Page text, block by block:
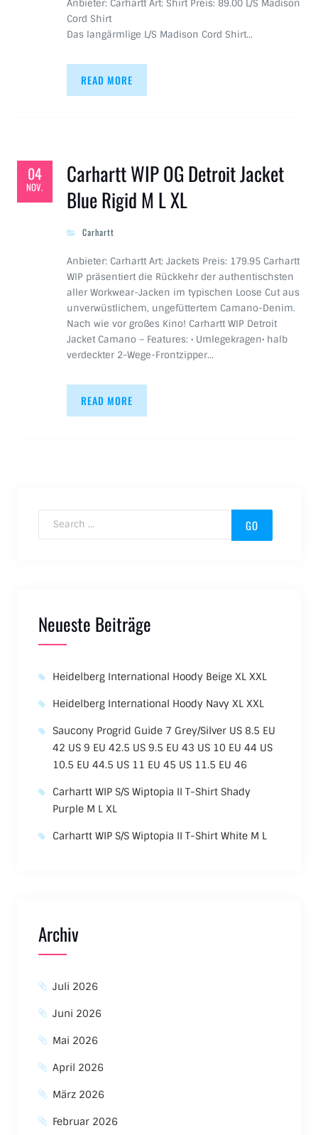
Anbieter: Carhartt Art: Shirt Preis: 89.00 L/S Madison
Cord Shirt
Das langärmlige L/S Madison Cord Shirt…
READ MORE
04
NOV.
Carhartt WIP OG Detroit Jacket
Blue Rigid M L XL
Carhartt
Anbieter: Carhartt Art: Jackets Preis: 179.95 Carhartt
WIP präsentiert die Rückkehr der authentischsten
aller Workwear-Jacken im typischen Loose Cut aus
unverwüstlichem, ungefüttertem Camano-Denim.
Nach wie vor großes Kino! Carhartt WIP Detroit
Jacket Camano – Features: • Umlegekragen• halb
verdeckter 2-Wege-Frontzipper…
READ MORE
Neueste Beiträge
Heidelberg International Hoody Beige XL XXL
Heidelberg International Hoody Navy XL XXL
Saucony Progrid Guide 7 Grey/Silver US 8.5 EU
42 US 9 EU 42.5 US 9.5 EU 43 US 10 EU 44 US
10.5 EU 44.5 US 11 EU 45 US 11.5 EU 46
Carhartt WIP S/S Wiptopia II T-Shirt Shady
Purple M L XL
Carhartt WIP S/S Wiptopia II T-Shirt White M L
Archiv
Juli 2026
Juni 2026
Mai 2026
April 2026
März 2026
Februar 2026